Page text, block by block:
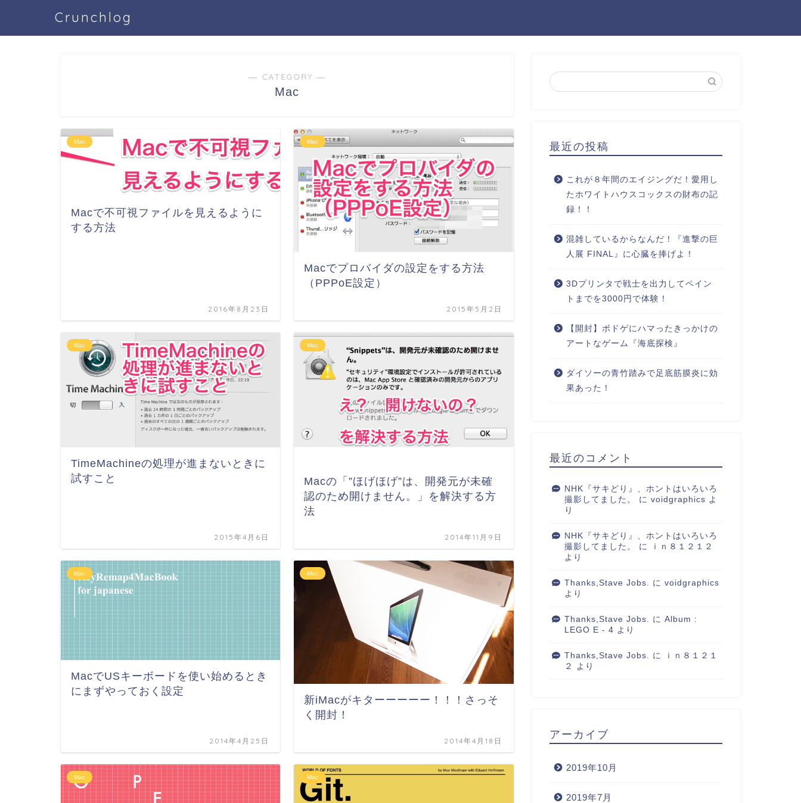
Crunchlog
― CATEGORY ―
Mac
Mac
Macで不可視ファイルを見えるように
する方法
2016年8月23日
Mac
Macでプロバイダの設定をする方法
（PPPoE設定）
2015年5月2日
Mac
TimeMachineの処理が進まないときに
試すこと
2015年4月6日
Mac
Macの「”ほげほげ”は、開発元が未確
認のため開けません。」を解決する方
法
2014年11月9日
Mac
MacでUSキーボードを使い始めるとき
にまずやっておく設定
2014年4月25日
Mac
新iMacがキターーーーー！！！さっそ
く開封！
2014年4月18日
Mac Mac
最近の投稿
これが８年間のエイジングだ！愛用し
たホワイトハウスコックスの財布の記
録！！
混雑しているからなんだ！『進撃の巨
人展 FINAL』に心臓を捧げよ！
3Dプリンタで戦士を出力してペイン
トまでを3000円で体験！
【開封】ボドゲにハマったきっかけの
アートなゲーム『海底探検』
ダイソーの青竹踏みで足底筋膜炎に効
果あった！
最近のコメント
NHK『サキどり』、ホントはいろいろ
撮影してました。
に voidgraphics よ
り
NHK『サキどり』、ホントはいろいろ
撮影してました。
に
ｉｎ８１２１２
より
Thanks,Stave Jobs. に voidgraphics
より
Thanks,Stave Jobs. に Album :
LEGO E - 4 より
Thanks,Stave Jobs. に
ｉｎ８１２１
２
より
アーカイブ
2019年10月
2019年7月